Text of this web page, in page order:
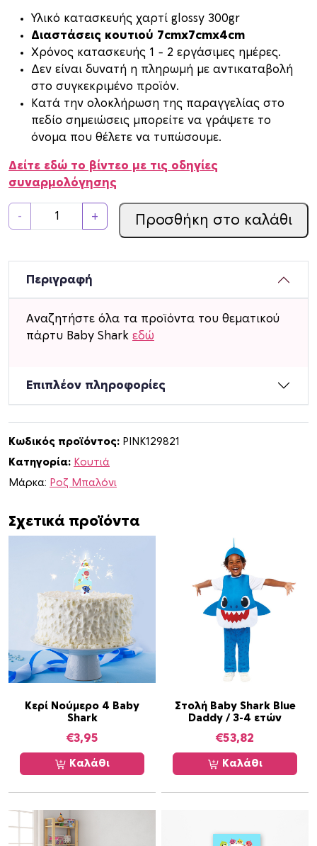
Υλικό κατασκευής χαρτί glossy 300gr
Διαστάσεις κουτιού 7cmx7cmx4cm
Xρόνος κατασκευής 1 – 2 εργάσιμες ημέρες.
Δεν είναι δυνατή η πληρωμή με αντικαταβολή
στο συγκεκριμένο προϊόν.
Κατά την ολοκλήρωση της παραγγελίας στο
πεδίο σημειώσεις μπορείτε να γράψετε το
όνομα που θέλετε να τυπώσουμε.
Δείτε εδώ το βίντεο με τις οδηγίες
συναρμολόγησης
-
ο
τ
κ
r
k
γ
α
δ
κ
α
ι
+ Προσθήκη στο καλάθι
Περιγραφή
Αναζητήστε όλα τα προϊόντα του θεματικού
πάρτυ Baby Shark εδώ
Επιπλέον πληροφορίες
Κωδικός προϊόντος: PINK129821
Κατηγορία: Κουτιά
Μάρκα: Ροζ Μπαλόνι
Σχετικά προϊόντα
Κερί Νούμερο 4 Baby
Shark
€3,95
Καλάθι
Στολή Baby Shark Blue
Daddy / 3-4 ετών
€53,82
Καλάθι